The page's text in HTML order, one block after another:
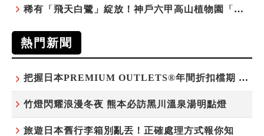
稀有「飛天白鷺」綻放！神戶六甲高山植物園「鷺草」珍貴現身
熱門新聞
把握日本PREMIUM OUTLETS®年間折扣檔期 越買越划算
竹燈閃耀浪漫冬夜 熊本必訪黑川溫泉湯明點燈
旅遊日本舊行李箱別亂丟！正確處理方式報你知